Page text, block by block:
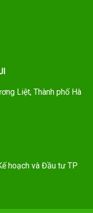
Liệt, Thành phố Hà
hoạch và Đầu tư TP